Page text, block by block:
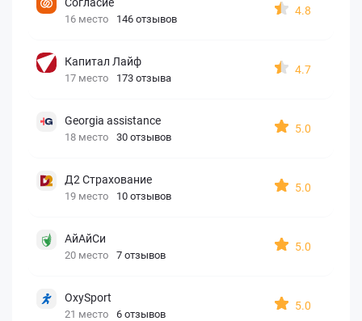
16 место 146 отзывов
4.8
Капитал Лайф
17 место 173 отзыва
4.7
Georgia assistance
18 место 30 отзывов
5.0
Д2 Страхование
19 место 10 отзывов
5.0
АйАйСи
20 место 7 отзывов
5.0
OxySport
21 место 6 отзывов
5.0